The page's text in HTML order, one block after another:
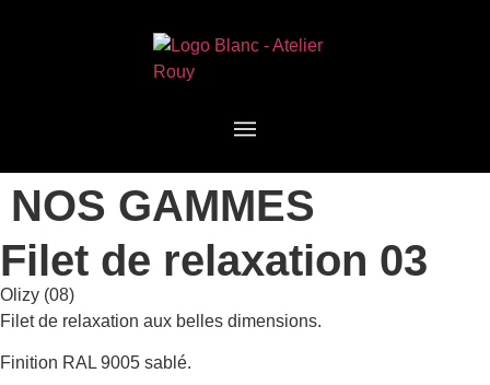
NOS GAMMES
Filet de relaxation 03
Olizy (08)
Filet de relaxation aux belles dimensions.
Finition RAL 9005 sablé.